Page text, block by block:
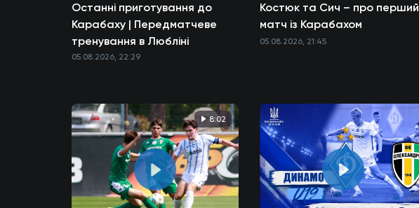
Останні приготування до
Карабаху | Передматчеве
тренування в Любліні
05.08.2026, 22:29
Костюк та Сич – про перший
матч із Карабахом
05.08.2026, 21:45
8:02